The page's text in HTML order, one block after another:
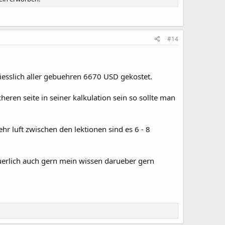
#14
aller gebuehren 6670 USD gekostet.
seite in seiner kalkulation sein so sollte man
luft zwischen den lektionen sind es 6 - 8
auch gern mein wissen darueber gern